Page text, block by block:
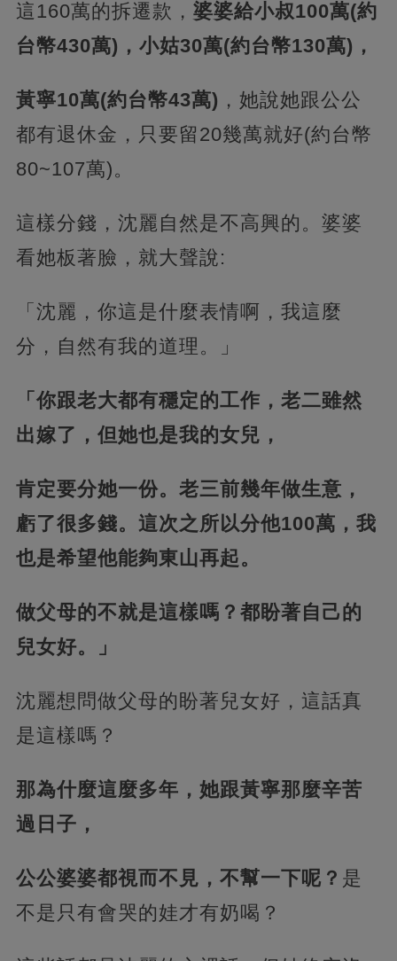
這160萬的拆遷款， 婆婆給小叔100萬(約
台幣430萬)，小姑30萬(約台幣130萬)，
黃寧10萬(約台幣43萬) ，她說她跟公公
都有退休金，只要留20幾萬就好(約台幣
80~107萬)。
這樣分錢，沈麗自然是不高興的。婆婆
看她板著臉，就大聲說:
「沈麗，你這是什麼表情啊，我這麼
分，自然有我的道理。」
「你跟老大都有穩定的工作，老二雖然
出嫁了，但她也是我的女兒，
肯定要分她一份。老三前幾年做生意，
虧了很多錢。這次之所以分他100萬，我
也是希望他能夠東山再起。
做父母的不就是這樣嗎？都盼著自己的
兒女好。」
沈麗想問做父母的盼著兒女好，這話真
是這樣嗎？
那為什麼這麼多年，她跟黃寧那麼辛苦
過日子，
公公婆婆都視而不見，不幫一下呢？ 是
不是只有會哭的娃才有奶喝？